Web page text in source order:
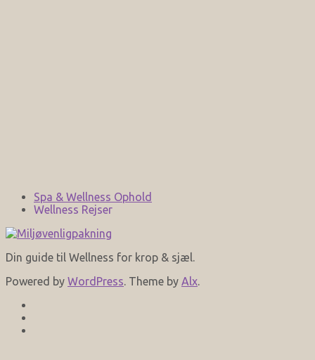
Spa & Wellness Ophold
Wellness Rejser
Din guide til Wellness for krop & sjæl.
Powered by WordPress. Theme by Alx.